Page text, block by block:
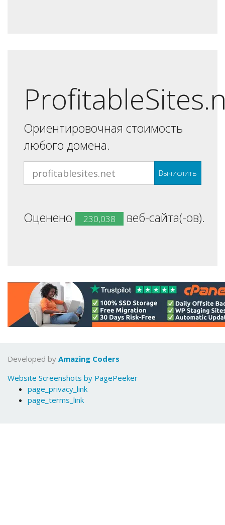
Ориентировочная стоимость
любого домена.
Вычислить
Оценено 230,038 веб-сайта(-ов).
Developed by Amazing Coders
Website Screenshots by PagePeeker
page_privacy_link
page_terms_link